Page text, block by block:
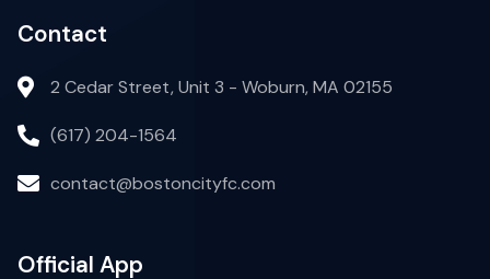
Contact
2 Cedar Street, Unit 3 - Woburn, MA 02155
(617) 204-1564
contact@bostoncityfc.com
Official App